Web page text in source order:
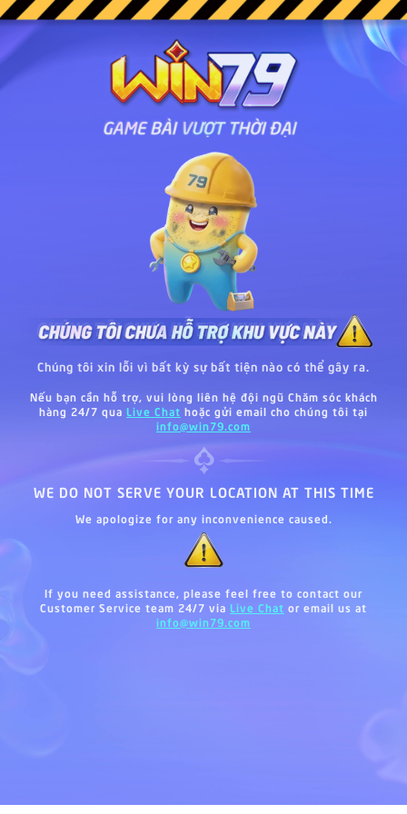
Chúng tôi xin lỗi vì bất kỳ sự bất tiện nào có thể gây ra.
Nếu bạn cần hỗ trợ, vui lòng liên hệ đội ngũ Chăm sóc khách
hàng 24/7 qua Live Chat hoặc gửi email cho chúng tôi tại
info@win79.com
WE DO NOT SERVE YOUR LOCATION AT THIS TIME
We apologize for any inconvenience caused.
If you need assistance, please feel free to contact our
Customer Service team 24/7 via Live Chat or email us at
info@win79.com